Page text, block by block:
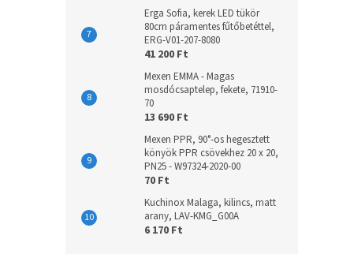
Erga Sofia, kerek LED tükör
80cm páramentes fűtőbetéttel,
ERG-V01-207-8080
41 200 Ft
Mexen EMMA - Magas
mosdócsaptelep, fekete, 71910-
70
13 690 Ft
Mexen PPR, 90°-os hegesztett
könyök PPR csövekhez 20 x 20,
PN25 - W97324-2020-00
70 Ft
Kuchinox Malaga, kilincs, matt
arany, LAV-KMG_G00A
6 170 Ft